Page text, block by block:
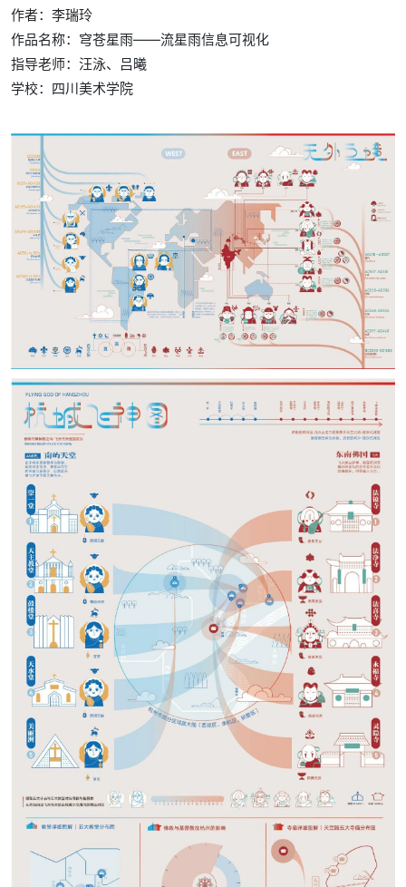
作者：李瑞玲
作品名称：穹苍星雨——流星雨信息可视化
指导老师：汪泳、吕曦
学校： 四川美术学院